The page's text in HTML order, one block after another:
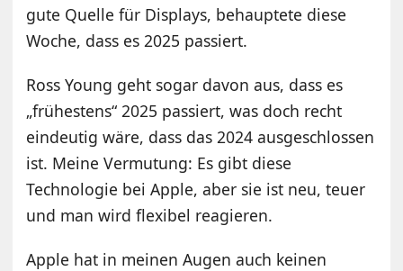
gute Quelle für Displays, behauptete diese
Woche, dass es 2025 passiert.
Ross Young geht sogar davon aus, dass es
„frühestens“ 2025 passiert, was doch recht
eindeutig wäre, dass das 2024 ausgeschlossen
ist. Meine Vermutung: Es gibt diese
Technologie bei Apple, aber sie ist neu, teuer
und man wird flexibel reagieren.
Apple hat in meinen Augen auch keinen